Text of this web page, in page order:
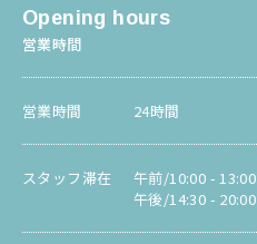
Opening hours
営業時間
営業時間 24時間
スタッフ滞在 午前/10:00 - 13:00
午後/14:30 - 20:00